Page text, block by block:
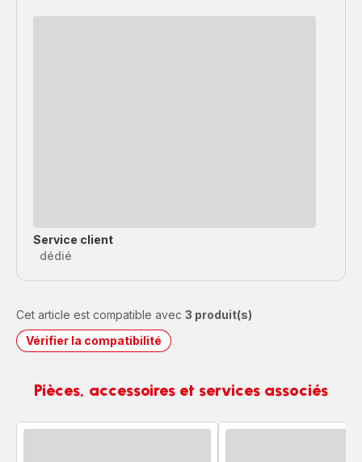
Service client
dédié
Cet article est compatible avec 3 produit(s)
Vérifier la compatibilité
Pièces, accessoires et services associés